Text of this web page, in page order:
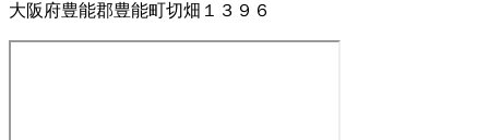
大阪府豊能郡豊能町切畑１３９６